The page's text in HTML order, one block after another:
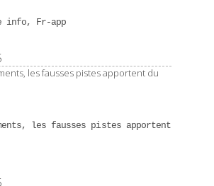
info, Fr-app
les fausses pistes apportent